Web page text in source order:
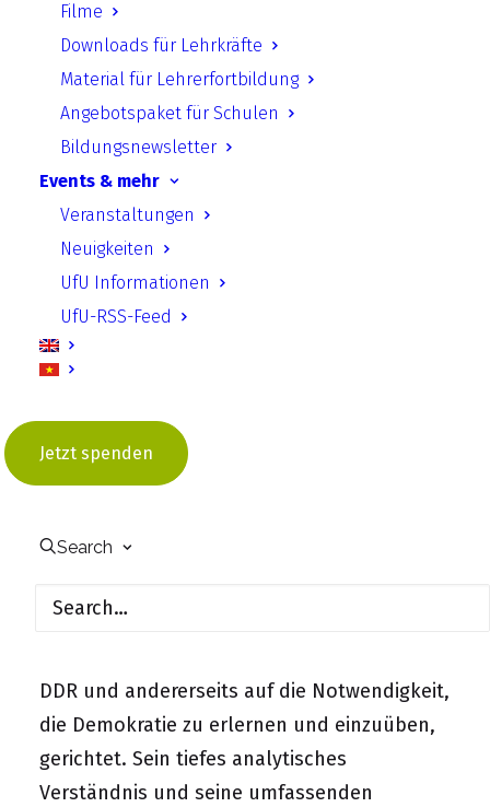
Filme
Downloads für Lehrkräfte
Material für Lehrerfortbildung
Angebotspaket für Schulen
Bildungsnewsletter
Events & mehr
Veranstaltungen
Neuigkeiten
UfU Informationen
UfU-RSS-Feed
Jetzt spenden
Search
Digital
Kontakt:
Jonas Rüffer
In unserer kommenden nunmehr vierten
Ausgabe der UfU Veranstaltung „Aus erster
Hand“ haben wir den bekannten
ostdeutschen Publizisten, Forscher und
Historiker Dr. Ilko-Sascha Kowalczuk zu
„monumentale“ Biografie zu Walter Ulbricht
oder zum Arbeiteraufstand 1953 in der DDR
mischt er sich in der Öffentlichkeit immer
zu ostdeutschen Fragen ein. Dabei ist sein
DDR und andererseits auf die Notwendigkeit,
die Demokratie zu erlernen und einzuüben,
gerichtet. Sein tiefes analytisches
Verständnis und seine umfassenden